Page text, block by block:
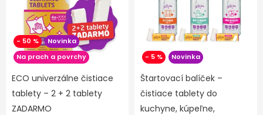
- 50 %
Novinka
Na prach a povrchy
ECO univerzálne čistiace
tablety – 2 + 2 tablety
ZADARMO
- 5 % Novinka
Štartovací balíček –
čistiace tablety do
kuchyne, kúpeľne,